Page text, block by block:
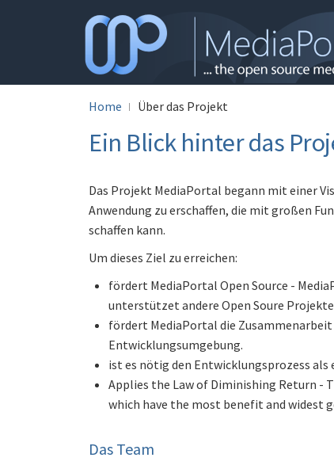
Home Über das Projekt
Ein Blick hinter das
Das Projekt MediaPortal begann mit einer
Anwendung zu erschaffen, die mit großen
schaffen kann.
Um dieses Ziel zu erreichen:
fördert MediaPortal Open Source -
unterstützet andere Open Soure
fördert MediaPortal die Zusammenarbeit
Entwicklungsumgebung.
ist es nötig den Entwicklungsprozess
Applies the Law of Diminishing Return -
which have the most benefit and widest
Das Team